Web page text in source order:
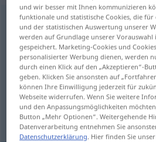
überbordendppru.adj
Übersicht aller
(Für mehr Details die Übersetzung
prezzi troppo alti...
una gentilezza esagerata...
und wir besser mit Ihnen kommunizieren
funktionale und statistische Cookies, die für
und der statistischen Auswertung unserer
werden auf Grundlage unserer
gespeichert. Marketing-Cookies und
personalisierter Werbung dienen, werden
durch einen Klick auf den „Akzeptieren“-
geben. Klicken Sie ansonsten auf
können Ihre Einwilligung jederzeit für
Webseite widerrufen. Wenn Sie weitere
und den Anpassungsmöglichkeiten
Button „Mehr Optionen“. Weitergehende
Datenverarbeitung entnehmen Sie
Datenschutzerklärung. Hier finden Sie